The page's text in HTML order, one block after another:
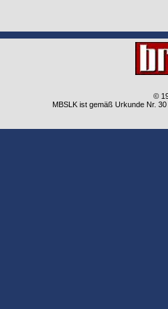
©
MBSLK ist gemäß Urkunde Nr.